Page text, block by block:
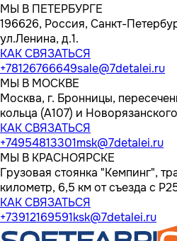
МЫ В ПЕТЕРБУРГЕ
196626, Россия, Санкт-
ул.Ленина, д.1.
КАК СВЯЗАТЬСЯ
+78126766649sale@7detalei.ru
МЫ В МОСКВЕ
Москва, г. Бронницы,
кольца (А107) и
КАК СВЯЗАТЬСЯ
+74954813301msk@7detalei.ru
МЫ В КРАСНОЯРСКЕ
Грузовая стоянка "Кемпинг",
километр, 6,5 км от съезда с
КАК СВЯЗАТЬСЯ
+73912169591ksk@7detalei.ru